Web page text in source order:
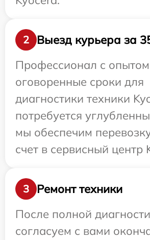
2
Выезд курьера за
Профессионал с
оговоренные сроки для
диагностики техники
потребуется
мы обеспечим
счет в сервисный центр
3
Ремонт техники
После полной
согласуем с вами